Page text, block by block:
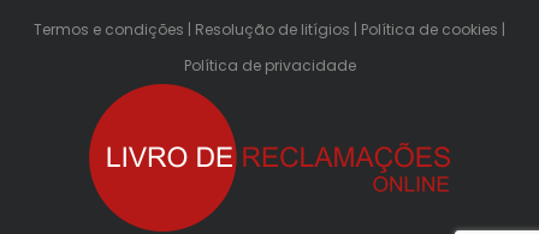
Termos e condições Resolução de litígios Política de cookies
Política de privacidade